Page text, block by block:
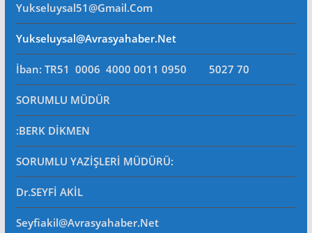
Yukseluysal51@gmail.com
Yukseluysal@avrasyahaber.net
İban: TR51 0006 4000 0011 0950 5027 70
SORUMLU MÜDÜR
:BERK DİKMEN
SORUMLU YAZİŞLERİ MÜDÜRÜ:
Dr.SEYFİ AKİL
Seyfiakil@avrasyahaber.net